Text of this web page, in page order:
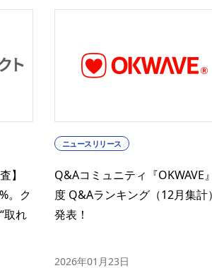
】
。ク
取れ
ニュースリリース
Q&Aコミュニティ『OKWAVE
度 Q&Aランキング（12月集計
発表！
2026年01月23日